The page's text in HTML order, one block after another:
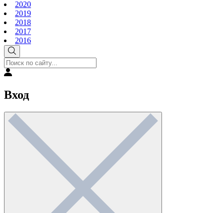
2020
2019
2018
2017
2016
Вход